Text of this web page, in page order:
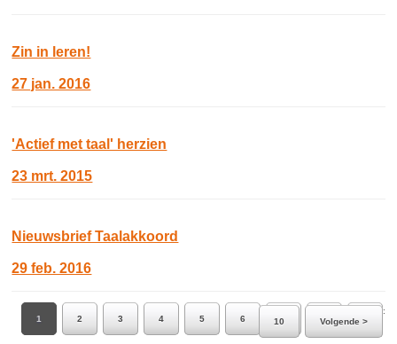
Zin in leren!
27 jan. 2016
'Actief met taal' herzien
23 mrt. 2015
Nieuwsbrief Taalakkoord
29 feb. 2016
Ga naar pagina:
1
2 3 4 5 6 7 8 9
10 Volgende >